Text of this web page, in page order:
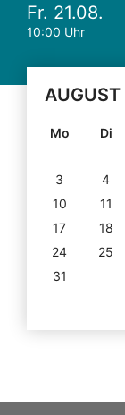
Fr. 21.08.
10:00 Uhr
AUGUST
Mo Di
3
4
10
11
17
18
24
25
31